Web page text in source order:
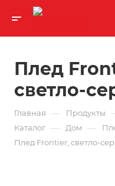
Плед
светло-
Главная — Продукты
Каталог — Дом —
Плед Frontier, светло-